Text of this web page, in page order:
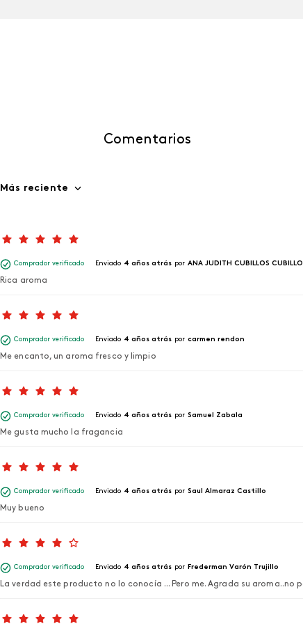
Comentarios
Más reciente
Comprador verificado Enviado 4 años atrás por ANA JUDITH CUBILLOS
Rica aroma
Comprador verificado Enviado 4 años atrás por carmen rendon
Me encanto, un aroma fresco y limpio
Comprador verificado Enviado 4 años atrás por Samuel Zabala
Me gusta mucho la fragancia
Comprador verificado Enviado 4 años atrás por Saul Almaraz Castillo
Muy bueno
Comprador verificado Enviado 4 años atrás por Frederman Varón Trujillo
La verdad este producto no lo conocía ... Pero me. Agrada su aroma..no